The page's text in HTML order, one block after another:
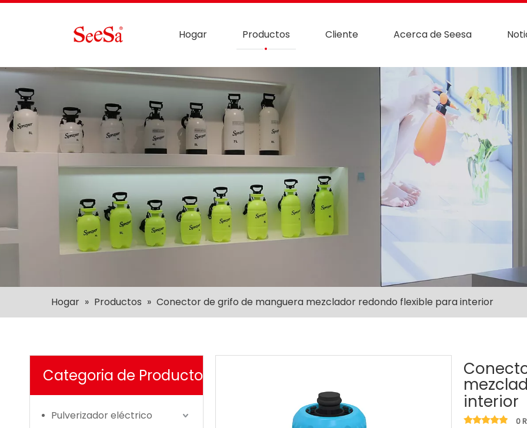
Hogar Productos Cliente Acerca de Seesa
Hogar » Productos » Conector de grifo de manguera mezclador redondo flexible para interior
Categoria de Producto
Pulverizador eléctrico
interior
0